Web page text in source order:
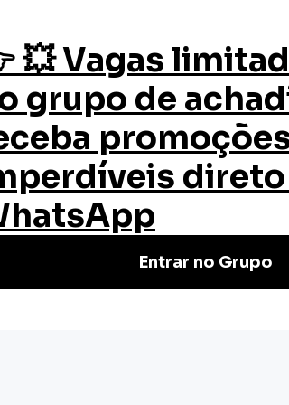
Quem Somos Certificado
seu ambiente de forma gratuita com
#equilíbrio #bem-estar